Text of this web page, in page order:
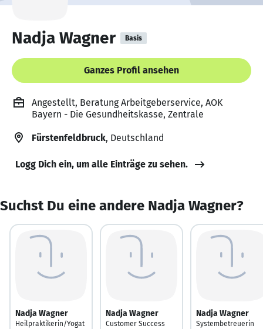
Nadja Wagner Basis
Ganzes Profil ansehen
Angestellt, Beratung Arbeitgeberservice, AOK
Bayern - Die Gesundheitskasse, Zentrale
Fürstenfeldbruck, Deutschland
Logg Dich ein, um alle Einträge zu sehen.
Suchst Du eine andere Nadja Wagner?
Nadja Wagner
Heilpraktikerin/Yogat
Nadja Wagner
Customer Success
Nadja Wagner
Systembetreuerin